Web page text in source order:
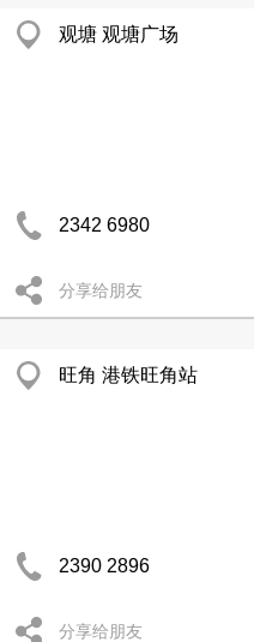
观塘 观塘广场
2342 6980
分享给朋友
旺角 港铁旺角站
2390 2896
分享给朋友